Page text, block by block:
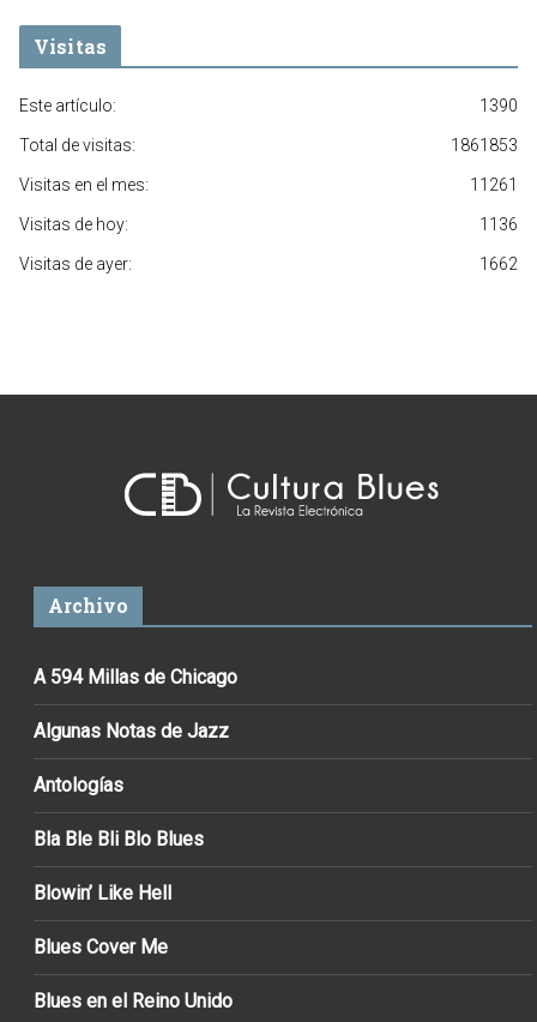
Visitas
1390
Este artículo:
1861853
Total de visitas:
11261
Visitas en el mes:
1136
Visitas de hoy:
1662
Visitas de ayer:
Archivo
A 594 Millas de Chicago
Algunas Notas de Jazz
Antologías
Bla Ble Bli Blo Blues
Blowin’ Like Hell
Blues Cover Me
Blues en el Reino Unido